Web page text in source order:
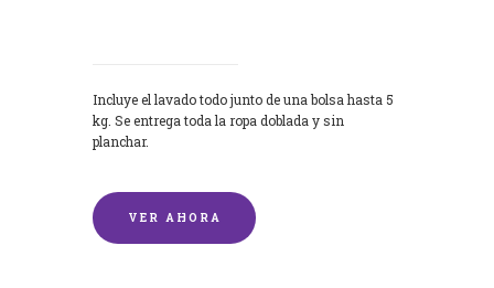
Incluye el lavado todo junto de una bolsa hasta 5
kg. Se entrega toda la ropa doblada y sin
planchar.
VER AHORA